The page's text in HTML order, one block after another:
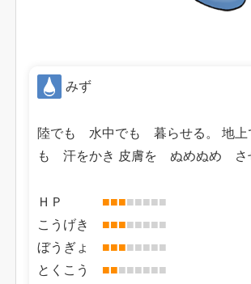
みず
陸でも 水中でも 暮らせる。 地
も 汗をかき 皮膚を ぬめぬめ さ
ＨＰ ■■■■■■■■
こうげき ■■■■■■■■
ぼうぎょ ■■■■■■■■
とくこう ■■■■■■■■